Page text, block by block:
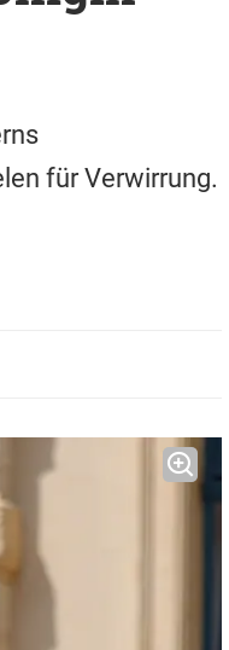
für Verwirrung.